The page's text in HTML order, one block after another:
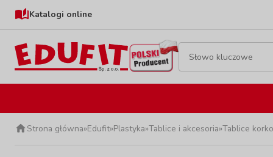
Katalogi online
Strona główna»Edufit»Plastyka»Tablice i akcesoria»Tablice